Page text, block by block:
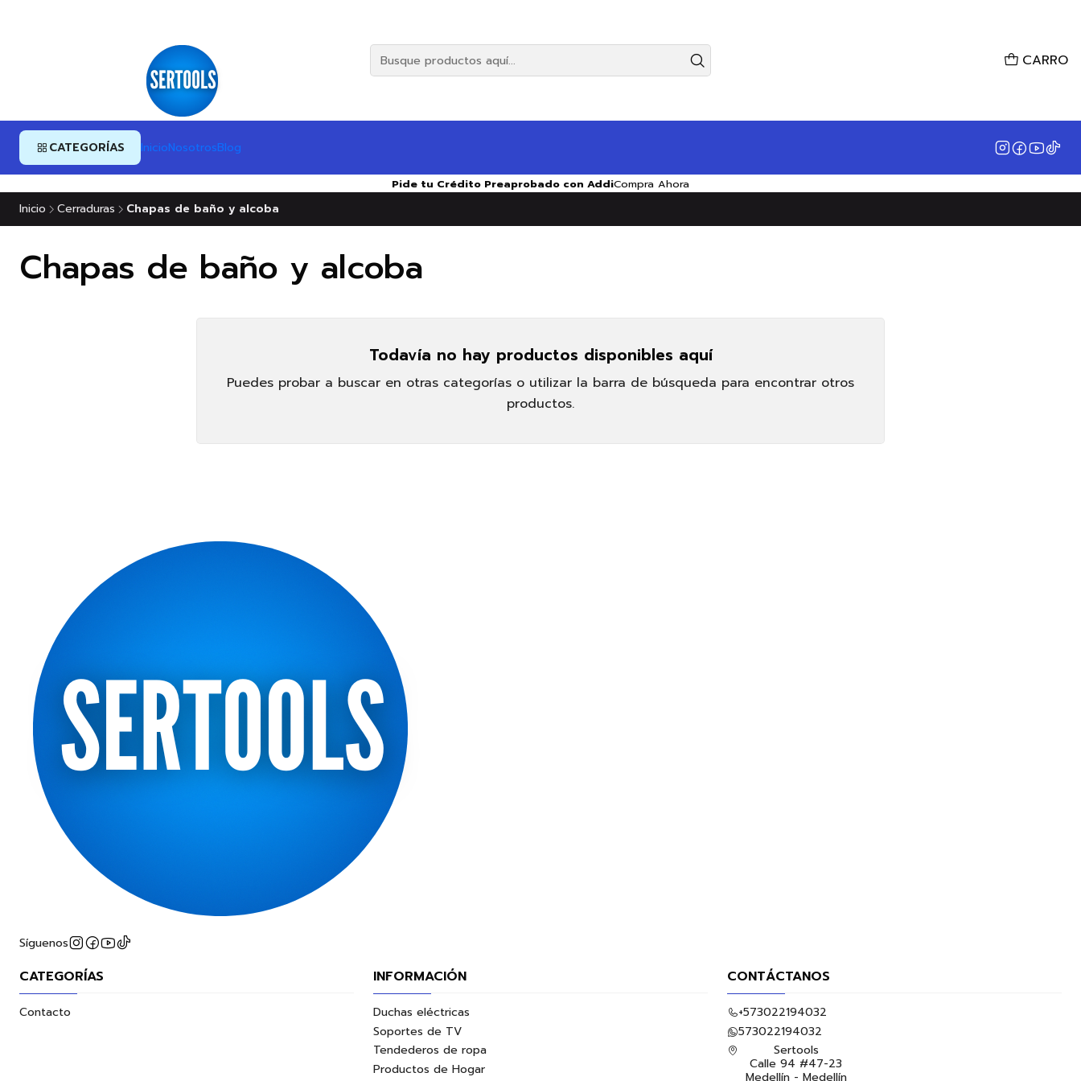
CARRO
CATEGORÍAS InicioNosotrosBlog
Pide tu Crédito Preaprobado con AddiCompra Ahora
Inicio Cerraduras Chapas de baño y alcoba
Chapas de baño y alcoba
Todavía no hay productos disponibles aquí
Puedes probar a buscar en otras categorías o utilizar la barra de búsqueda para encontrar otros
productos.
Síguenos
CATEGORÍAS
Contacto
INFORMACIÓN
Duchas eléctricas
Soportes de TV
Tendederos de ropa
Productos de Hogar
CONTÁCTANOS
+573022194032
573022194032
Sertools
Calle 94 #47-23
Medellín - Medellín